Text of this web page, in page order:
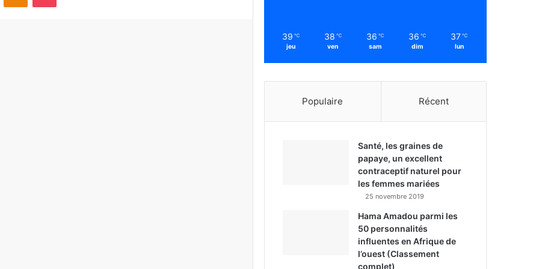
39 ℃
jeu
38 ℃
ven
36 ℃
sam
36 ℃
dim
37 ℃
lun
Populaire Récent
Santé, les graines de
papaye, un excellent
contraceptif naturel pour
les femmes mariées
25 novembre 2019
Hama Amadou parmi les
50 personnalités
influentes en Afrique de
l’ouest (Classement
complet)